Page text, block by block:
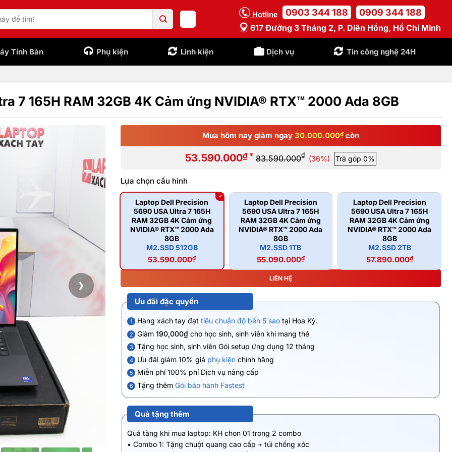
Hotline 0903 344 188 0909 344 188
617 Đường 3 Tháng 2, P. Diên Hồng, Hồ Chí Minh
Tính Bàn Phụ kiện Linh kiện Dịch vụ Tin công nghệ 24H
7 165H RAM 32GB 4K Cảm ứng NVIDIA® RTX™ 2000 Ada 8GB
❯
Mua hôm nay giảm ngay 30.000.000₫ còn
53.590.000₫ * 83.590.000₫ (36%) Trả góp 0%
Lựa chọn cấu hình
Laptop Dell Precision
5690 USA Ultra 7 165H
RAM 32GB 4K Cảm ứng
NVIDIA® RTX™ 2000 Ada
8GB
M2.SSD 512GB
53.590.000₫
Laptop Dell Precision
5690 USA Ultra 7 165H
RAM 32GB 4K Cảm ứng
NVIDIA® RTX™ 2000 Ada
8GB
M2.SSD 1TB
55.090.000₫
Laptop Dell Precision
5690 USA Ultra 7 165H
RAM 32GB 4K Cảm ứng
NVIDIA® RTX™ 2000 Ada
8GB
M2.SSD 2TB
57.890.000₫
LIÊN HỆ
Ưu đãi đặc quyền
1 Hàng xách tay đạt tiêu chuẩn độ bền 5 sao tại Hoa Kỳ.
2 Giảm 190,000₫ cho học sinh, sinh viên khi mang thẻ
3 Tặng học sinh, sinh viên Gói setup ứng dụng 12 tháng
4 Ưu đãi giảm 10% giá phụ kiện chính hãng
5 Miễn phí 100% phí Dịch vụ nâng cấp
6 Tặng thêm Gói bảo hành Fastest
Quà tặng thêm
Quà tặng khi mua laptop: KH chọn 01 trong 2 combo
• Combo 1: Tặng chuột quang cao cấp + túi chống xóc